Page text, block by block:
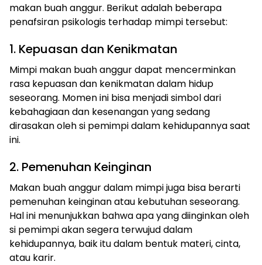
makan buah anggur. Berikut adalah beberapa
penafsiran psikologis terhadap mimpi tersebut:
1. Kepuasan dan Kenikmatan
Mimpi makan buah anggur dapat mencerminkan
rasa kepuasan dan kenikmatan dalam hidup
seseorang. Momen ini bisa menjadi simbol dari
kebahagiaan dan kesenangan yang sedang
dirasakan oleh si pemimpi dalam kehidupannya saat
ini.
2. Pemenuhan Keinginan
Makan buah anggur dalam mimpi juga bisa berarti
pemenuhan keinginan atau kebutuhan seseorang.
Hal ini menunjukkan bahwa apa yang diinginkan oleh
si pemimpi akan segera terwujud dalam
kehidupannya, baik itu dalam bentuk materi, cinta,
atau karir.